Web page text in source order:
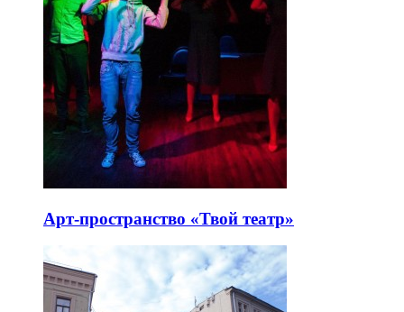
Арт-пространство «Твой театр»